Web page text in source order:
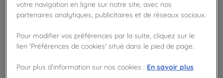
votre navigation en ligne sur notre site, avec nos
partenaires analytiques, publicitaires et de réseaux sociaux.
Pour modifier vos préférences par la suite, cliquez sur le
lien 'Préférences de cookies' situé dans le pied de page.
Pour plus d’information sur nos cookies : En savoir plus